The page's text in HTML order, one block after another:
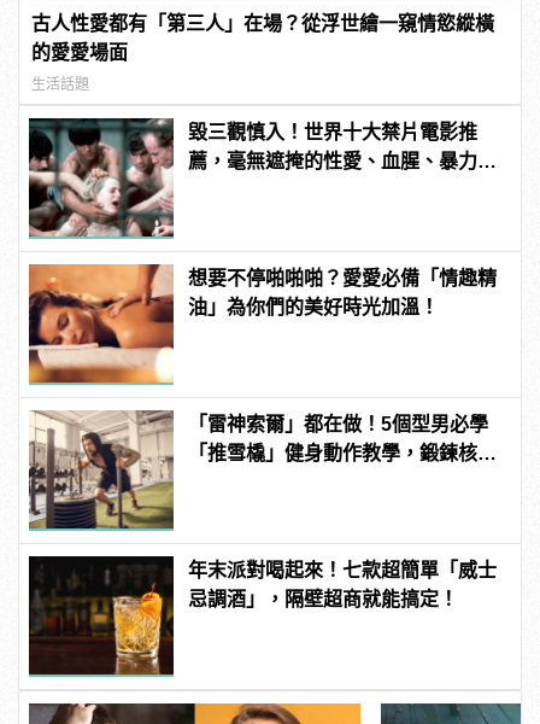
古人性愛都有「第三人」在場？從浮世繪一窺情慾縱橫
的愛愛場面
生活話題
毀三觀慎入！世界十大禁片電影推
薦，毫無遮掩的性愛、血腥、暴力、
想要不停啪啪啪？愛愛必備「情趣精
油」為你們的美好時光加溫！
「雷神索爾」都在做！5個型男必學
「推雪橇」健身動作教學，鍛鍊核心
年末派對喝起來！七款超簡單「威士
忌調酒」，隔壁超商就能搞定！